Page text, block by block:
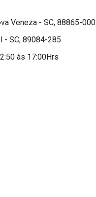
Veneza - SC, 88865-000
- SC, 89084-285
às 17:00Hrs